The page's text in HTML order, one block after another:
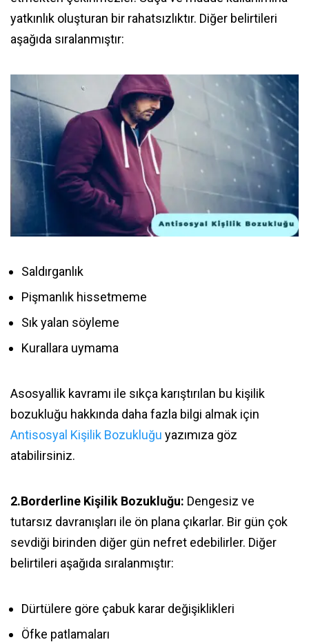
yatkınlık oluşturan bir rahatsızlıktır. Diğer belirtileri
aşağıda sıralanmıştır:
Saldırganlık
Pişmanlık hissetmeme
Sık yalan söyleme
Kurallara uymama
Asosyallik kavramı ile sıkça karıştırılan bu kişilik
bozukluğu hakkında daha fazla bilgi almak için
Antisosyal Kişilik Bozukluğu yazımıza göz
atabilirsiniz.
2.Borderline Kişilik Bozukluğu: Dengesiz ve
tutarsız davranışları ile ön plana çıkarlar. Bir gün çok
sevdiği birinden diğer gün nefret edebilirler. Diğer
belirtileri aşağıda sıralanmıştır:
Dürtülere göre çabuk karar değişiklikleri
Öfke patlamaları